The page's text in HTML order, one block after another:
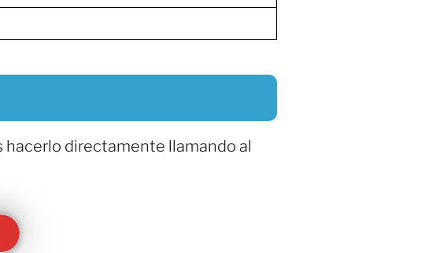
hacerlo directamente llamando al